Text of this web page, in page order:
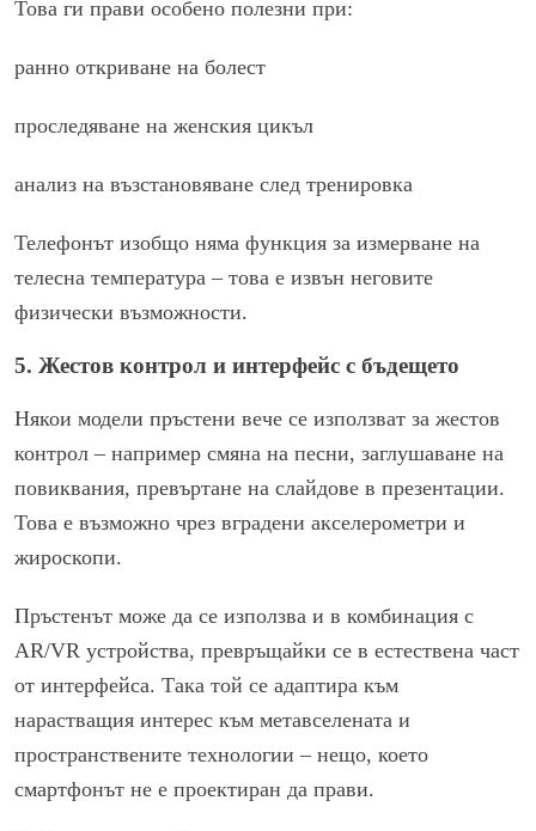
Това ги прави особено полезни при:
ранно откриване на болест
проследяване на женския цикъл
анализ на възстановяване след тренировка
Телефонът изобщо няма функция за измерване на
телесна температура – това е извън неговите
физически възможности.
5. Жестов контрол и интерфейс с бъдещето
Някои модели пръстени вече се използват за жестов
контрол – например смяна на песни, заглушаване на
повиквания, превъртане на слайдове в презентации.
Това е възможно чрез вградени акселерометри и
жироскопи.
Пръстенът може да се използва и в комбинация с
AR/VR устройства, превръщайки се в естествена част
от интерфейса. Така той се адаптира към
нарастващия интерес към метавселената и
пространствените технологии – нещо, което
смартфонът не е проектиран да прави.